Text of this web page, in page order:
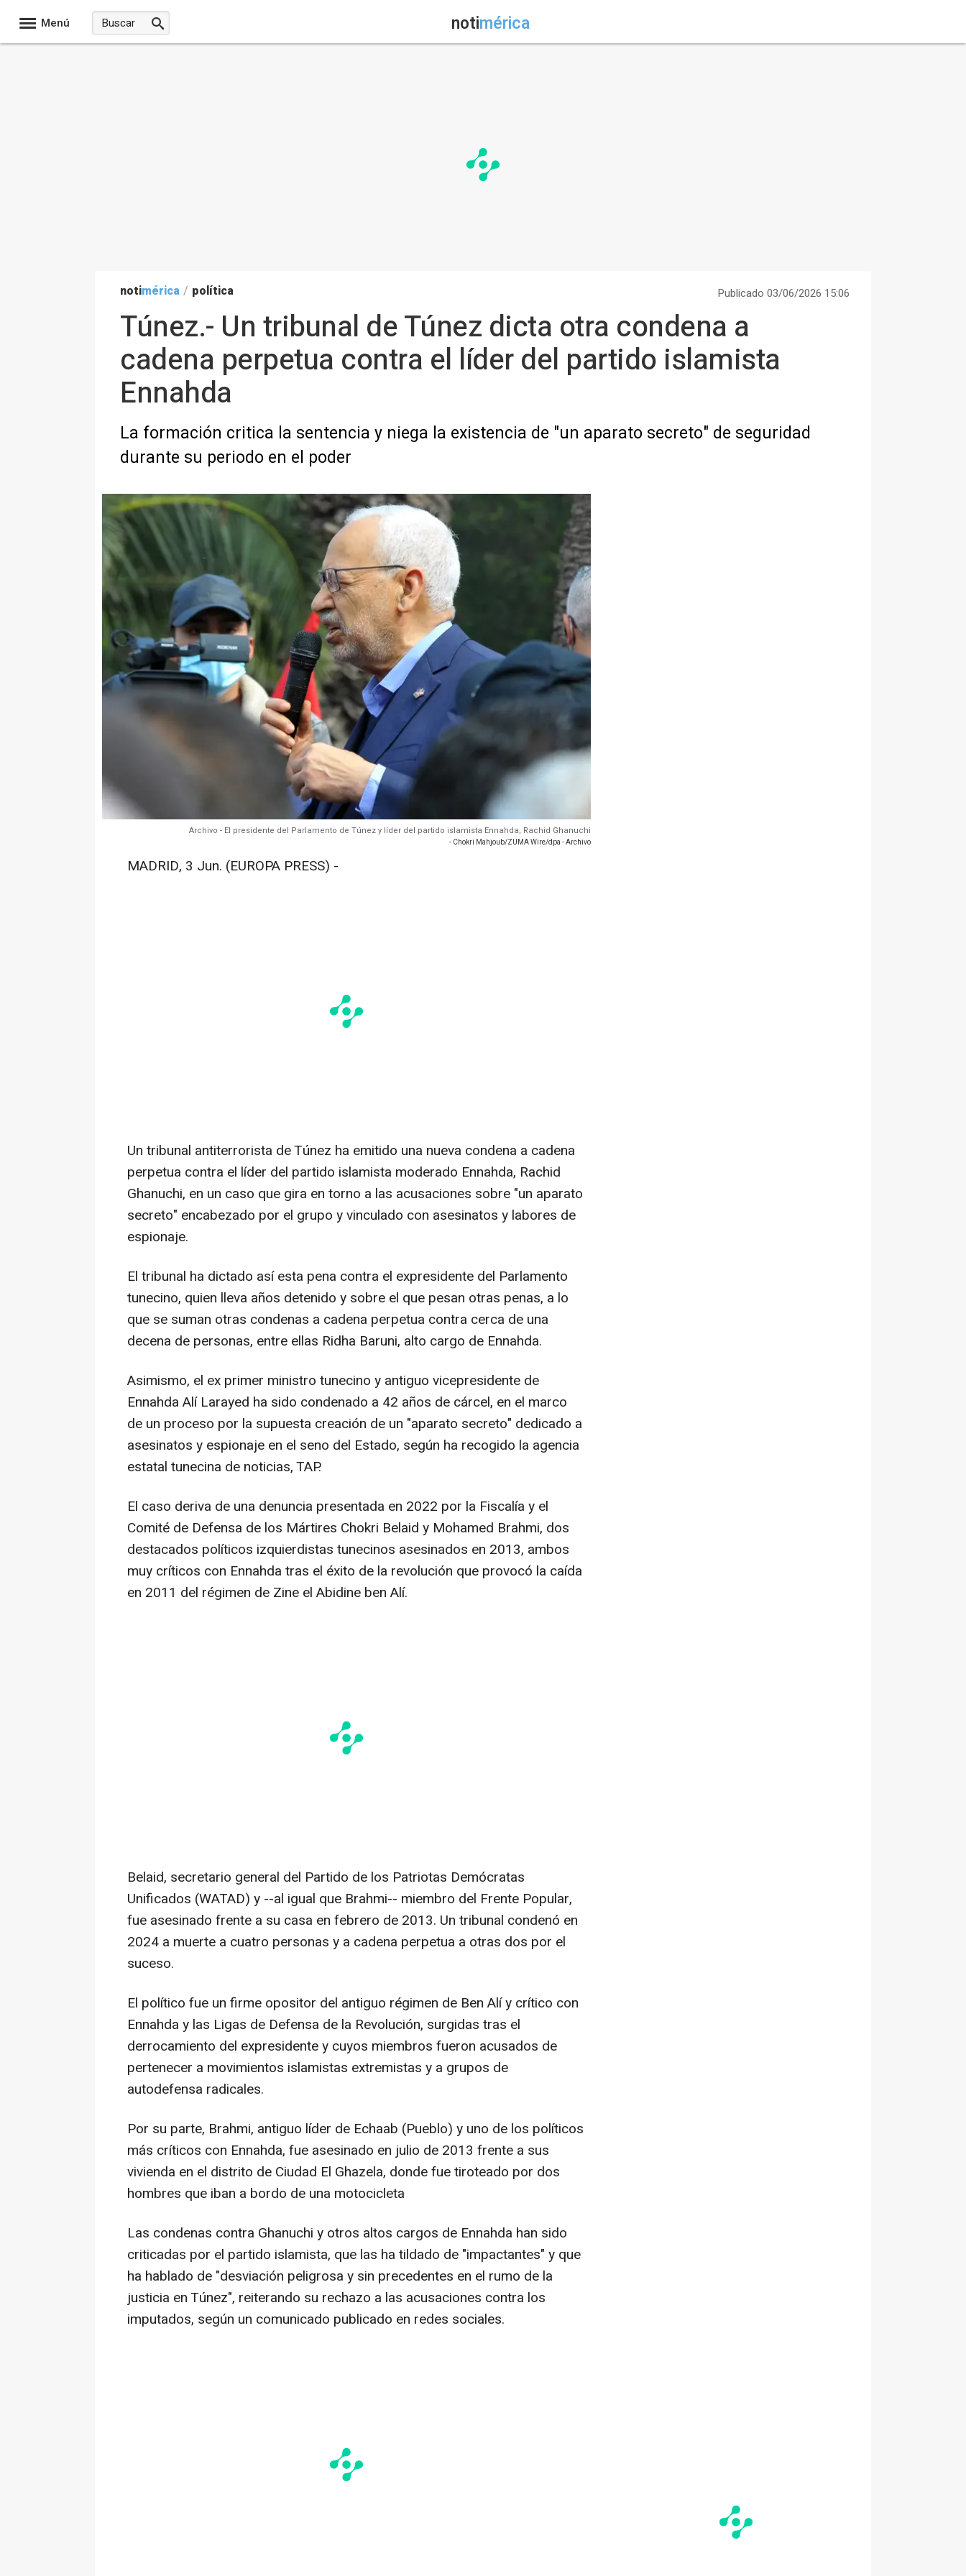
Menú notimérica
notimérica / política Publicado 03/06/2026 15:06
Túnez.- Un tribunal de Túnez dicta otra condena a
cadena perpetua contra el líder del partido islamista
Ennahda
La formación critica la sentencia y niega la existencia de "un aparato secreto" de seguridad
durante su periodo en el poder
Archivo - El presidente del Parlamento de Túnez y líder del partido islamista Ennahda, Rachid Ghanuchi
- Chokri Mahjoub/ZUMA Wire/dpa - Archivo
MADRID, 3 Jun. (EUROPA PRESS) -
Un tribunal antiterrorista de Túnez ha emitido una nueva condena a cadena
perpetua contra el líder del partido islamista moderado Ennahda, Rachid
Ghanuchi, en un caso que gira en torno a las acusaciones sobre "un aparato
secreto" encabezado por el grupo y vinculado con asesinatos y labores de
espionaje.
El tribunal ha dictado así esta pena contra el expresidente del Parlamento
tunecino, quien lleva años detenido y sobre el que pesan otras penas, a lo
que se suman otras condenas a cadena perpetua contra cerca de una
decena de personas, entre ellas Ridha Baruni, alto cargo de Ennahda.
Asimismo, el ex primer ministro tunecino y antiguo vicepresidente de
Ennahda Alí Larayed ha sido condenado a 42 años de cárcel, en el marco
de un proceso por la supuesta creación de un "aparato secreto" dedicado a
asesinatos y espionaje en el seno del Estado, según ha recogido la agencia
estatal tunecina de noticias, TAP.
El caso deriva de una denuncia presentada en 2022 por la Fiscalía y el
Comité de Defensa de los Mártires Chokri Belaid y Mohamed Brahmi, dos
destacados políticos izquierdistas tunecinos asesinados en 2013, ambos
muy críticos con Ennahda tras el éxito de la revolución que provocó la caída
en 2011 del régimen de Zine el Abidine ben Alí.
Belaid, secretario general del Partido de los Patriotas Demócratas
Unificados (WATAD) y --al igual que Brahmi-- miembro del Frente Popular,
fue asesinado frente a su casa en febrero de 2013. Un tribunal condenó en
2024 a muerte a cuatro personas y a cadena perpetua a otras dos por el
suceso.
El político fue un firme opositor del antiguo régimen de Ben Alí y crítico con
Ennahda y las Ligas de Defensa de la Revolución, surgidas tras el
derrocamiento del expresidente y cuyos miembros fueron acusados de
pertenecer a movimientos islamistas extremistas y a grupos de
autodefensa radicales.
Por su parte, Brahmi, antiguo líder de Echaab (Pueblo) y uno de los políticos
más críticos con Ennahda, fue asesinado en julio de 2013 frente a sus
vivienda en el distrito de Ciudad El Ghazela, donde fue tiroteado por dos
hombres que iban a bordo de una motocicleta
Las condenas contra Ghanuchi y otros altos cargos de Ennahda han sido
criticadas por el partido islamista, que las ha tildado de "impactantes" y que
ha hablado de "desviación peligrosa y sin precedentes en el rumo de la
justicia en Túnez", reiterando su rechazo a las acusaciones contra los
imputados, según un comunicado publicado en redes sociales.